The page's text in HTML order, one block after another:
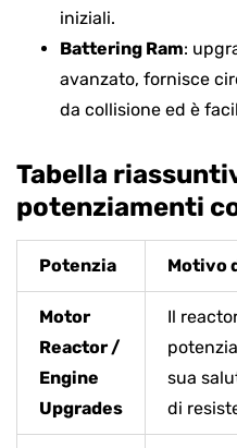
iniziali.
Battering Ram:
avanzato, fornisce
da collisione ed è
Tabella
potenziamenti
Potenzia Motivo
Motor
Reactor /
Engine
Upgrades
Il
sua
di